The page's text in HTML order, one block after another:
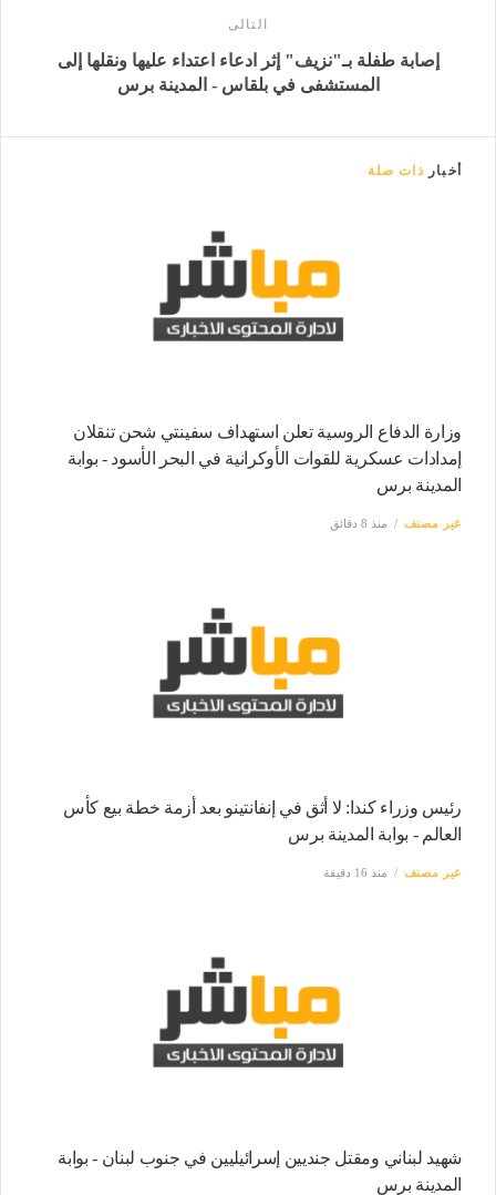
التالى
إصابة طفلة بـ"نزيف" إثر ادعاء اعتداء عليها ونقلها إلى
المستشفى في بلقاس - المدينة برس
أخبار ذات صلة
وزارة الدفاع الروسية تعلن استهداف سفينتي شحن تنقلان
إمدادات عسكرية للقوات الأوكرانية في البحر الأسود - بوابة
المدينة برس
غير مصنف منذ 8 دقائق
رئيس وزراء كندا: لا أثق في إنفانتينو بعد أزمة خطة بيع كأس
العالم - بوابة المدينة برس
غير مصنف منذ 16 دقيقة
شهيد لبناني ومقتل جنديين إسرائيليين في جنوب لبنان - بوابة
المدينة برس